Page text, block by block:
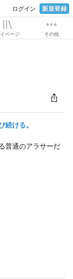
ログイン 新規登録
ページ その他
ける。
普通のアラサーだ